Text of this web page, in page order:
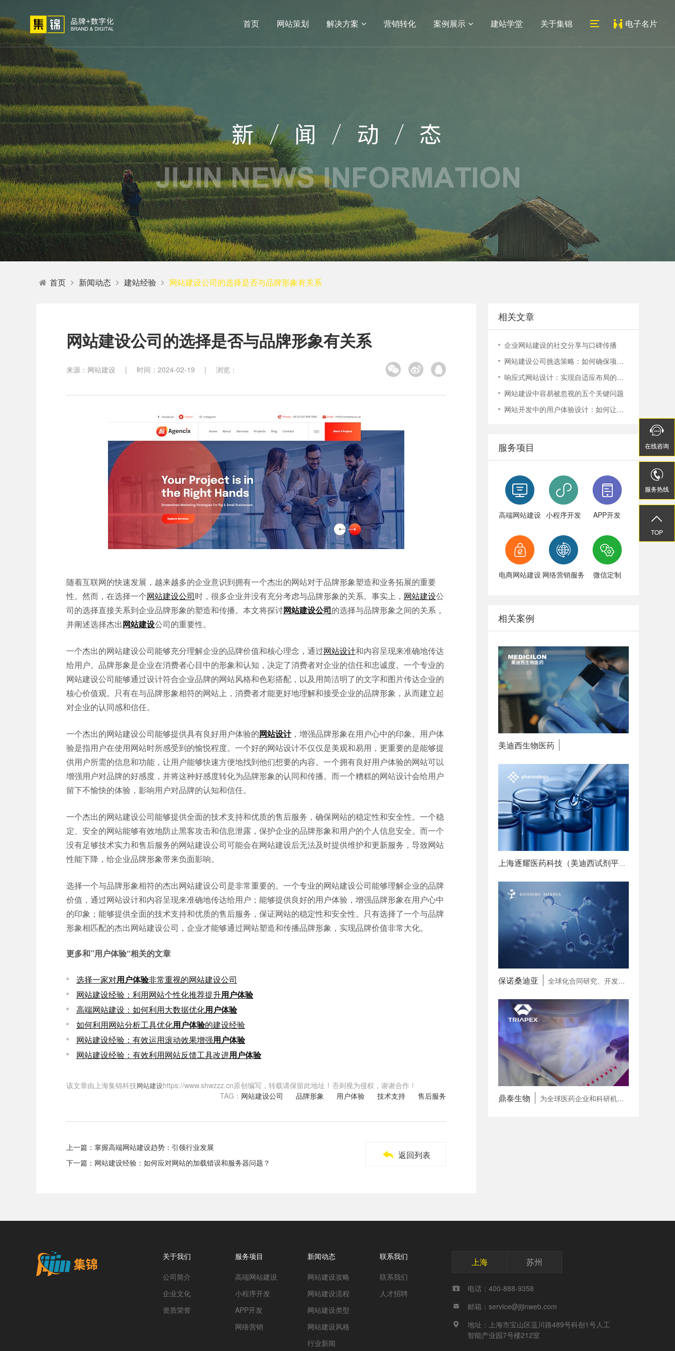
首页 网站策划 解决方案
高端网站
定制
小程序开
发
制
营销转化 案例展示 建站学堂 关于集锦 电子名片
01
关于我们
公司简介
荣誉资质
集锦文化
我们的客户
02
网站策划
方法论
高端网站建设
小程序开发
微信定制
APP开发服务
电商网站建设
生物医药网站建设
外贸网站建设
教育培训网站建设
网站建设案例
生物医疗
政府单位
机械制造
IT科技
装修建筑
其他
小程序
电话：400-888-9358
首页 新闻动态 建站经验 网站建设公司的选择是否与品牌形象有关系
网站建设公司的选择是否与品牌形象有关系
来源：网站建设 | 时间：2024-02-19 | 浏览：
随着互联网的快速发展，越来越多的企业意识到拥有一个杰出的网站对于品牌形象塑造和业务拓展的重要
性。然而，在选择一个网站建设公司时，很多企业并没有充分考虑与品牌形象的关系。事实上， 网站建设公
司的选择直接关系到企业品牌形象的塑造和传播。本文将探讨网站建设公司的选择与品牌形象之间的关系，
并阐述选择杰出网站建设公司的重要性。
一个杰出的网站建设公司能够充分理解企业的品牌价值和核心理念，通过网站设计和内容呈现来准确地传达
给用户。品牌形象是企业在消费者心目中的形象和认知，决定了消费者对企业的信任和忠诚度。一个专业的
网站建设公司能够通过设计符合企业品牌的网站风格和色彩搭配，以及用简洁明了的文字和图片传达企业的
核心价值观。只有在与品牌形象相符的网站上，消费者才能更好地理解和接受企业的品牌形象，从而建立起
对企业的认同感和信任。
一个杰出的网站建设公司能够提供具有良好用户体验的网站设计，增强品牌形象在用户心中的印象。用户体
验是指用户在使用网站时所感受到的愉悦程度。一个好的网站设计不仅仅是美观和易用，更重要的是能够提
供用户所需的信息和功能，让用户能够快速方便地找到他们想要的内容。一个拥有良好用户体验的网站可以
增强用户对品牌的好感度，并将这种好感度转化为品牌形象的认同和传播。而一个糟糕的网站设计会给用户
留下不愉快的体验，影响用户对品牌的认知和信任。
一个杰出的网站建设公司能够提供全面的技术支持和优质的售后服务，确保网站的稳定性和安全性。一个稳
定、安全的网站能够有效地防止黑客攻击和信息泄露，保护企业的品牌形象和用户的个人信息安全。而一个
没有足够技术实力和售后服务的网站建设公司可能会在网站建设后无法及时提供维护和更新服务，导致网站
性能下降，给企业品牌形象带来负面影响。
选择一个与品牌形象相符的杰出网站建设公司是非常重要的。一个专业的网站建设公司能够理解企业的品牌
价值，通过网站设计和内容呈现来准确地传达给用户；能够提供良好的用户体验，增强品牌形象在用户心中
的印象；能够提供全面的技术支持和优质的售后服务，保证网站的稳定性和安全性。只有选择了一个与品牌
形象相匹配的杰出网站建设公司，企业才能够通过网站塑造和传播品牌形象，实现品牌价值非常大化。
更多和”用户体验“相关的文章
选择一家对用户体验非常重视的网站建设公司
网站建设经验：利用网站个性化推荐提升用户体验
高端网站建设：如何利用大数据优化用户体验
如何利用网站分析工具优化用户体验的建设经验
网站建设经验：有效运用滚动效果增强用户体验
网站建设经验：有效利用网站反馈工具改进用户体验
该文章由上海集锦科技网站建设https://www.shwzzz.cn原创编写，转载请保留此地址！否则视为侵权，谢谢合作！
TAG： 网站建设公司 品牌形象 用户体验 技术支持 售后服务
上一篇： 掌握高端网站建设趋势：引领行业发展
下一篇： 网站建设经验：如何应对网站的加载错误和服务器问题？
 返回列表
相关文章
企业网站建设的社交分享与口碑传播
网站建设公司挑选策略：如何确保项目顺利进行？
响应式网站设计：实现自适应布局的技巧与实践
网站建设中容易被忽视的五个关键问题
网站开发中的用户体验设计：如何让您的网站更容易使用
服务项目
高端网站建设 小程序开发 APP开发
电商网站建设 网络营销服务 微信定制
相关案例
美迪西生物医药
上海逐耀医药科技（美迪西试剂平台）
保诺桑迪亚 全球化合同研究、开发和生产一体化合作伙伴（CRDMO）
鼎泰生物 为全球医药企业和科研机构提供专病领域 一站式研发赋能
关于我们
公司简介
企业文化
资质荣誉
服务项目
高端网站建设
小程序开发
APP开发
网络营销
新闻动态
网站建设攻略
网站建设流程
网站建设类型
网站建设风格
行业新闻
联系我们
联系我们
人才招聘
上海 苏州
 电话：400-888-9358
 邮箱：service@jijinweb.com

地址：上海市宝山区蕰川路489号科创1号人工
智能产业园7号楼212室

在线咨询

服务热线

TOP

在线咨询

服务热线

TOP